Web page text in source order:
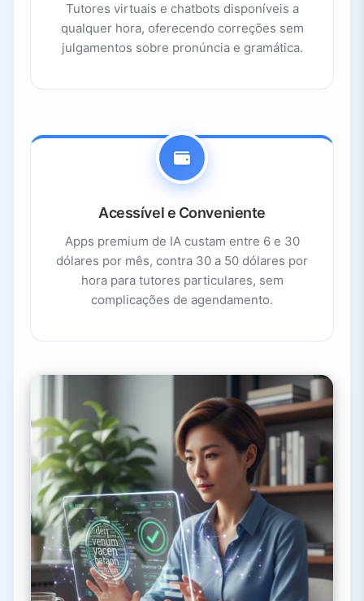
Tutores virtuais e chatbots disponíveis a
qualquer hora, oferecendo correções sem
julgamentos sobre pronúncia e gramática.
Acessível e Conveniente
Apps premium de IA custam entre 6 e 30
dólares por mês, contra 30 a 50 dólares por
hora para tutores particulares, sem
complicações de agendamento.